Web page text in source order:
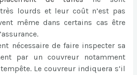
lourds et leur coût n’est pas
même dans certains cas être
nécessaire de faire inspecter sa
par un couvreur notamment
Le couvreur indiquera s’il